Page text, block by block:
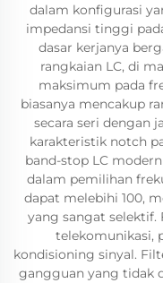
dalam konfigurasi
impedansi tinggi
dasar kerjanya
rangkaian LC, di
maksimum pada
biasanya mencakup
secara seri dengan
karakteristik notch
band-stop LC
dalam pemilihan
dapat melebihi 100,
yang sangat selektif.
telekomunikasi,
kondisioning sinyal.
gangguan yang tidak